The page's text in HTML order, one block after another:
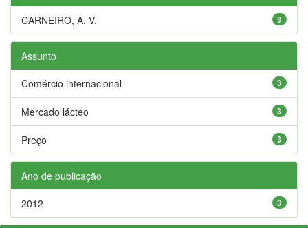
3
CARNEIRO, A. V.
Assunto
3
Comércio internacional
3
Mercado lácteo
3
Preço
Ano de publicação
3
2012